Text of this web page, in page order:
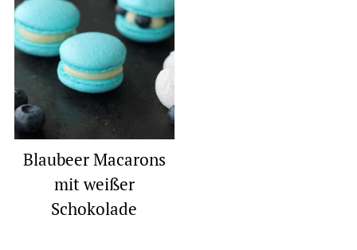
Blaubeer Macarons
mit weißer
Schokolade